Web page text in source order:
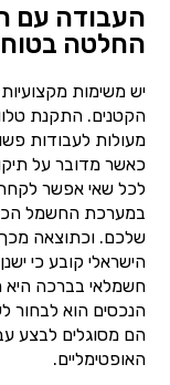
העבודה עם
החלטה
יש משימות
הקטנים. התקנת
מעולות לעבודות
כאשר מדובר על
לכל שאי אפשר לקחת
במערכת החשמל
שלכם. וכתוצאה
הישראלי קובע כי
חשמלאי בברכה היא
הנכסים הוא לבחור
הם מסוגלים לבצע
האופטימליים.